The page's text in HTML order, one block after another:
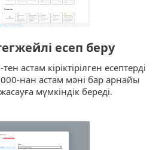
есеп беру
тен астам кіріктірілген есептерді
нан астам мәні бар арнайы
мүмкіндік береді.